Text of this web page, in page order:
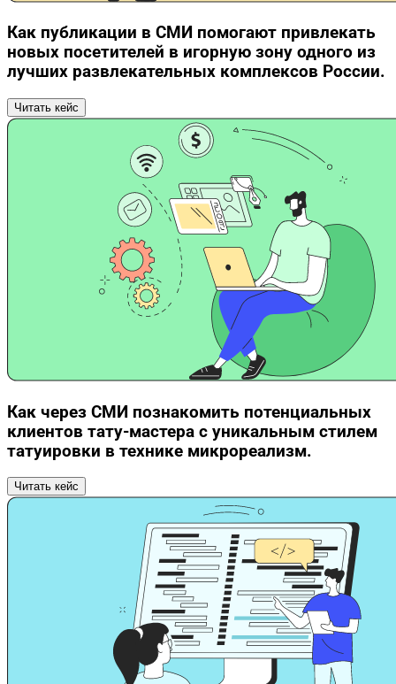
Как публикации в СМИ помогают привлекать
новых посетителей в игорную зону одного из
лучших развлекательных комплексов России.
Читать кейс
Как через СМИ познакомить потенциальных
клиентов тату-мастера с уникальным стилем
татуировки в технике микрореализм.
Читать кейс